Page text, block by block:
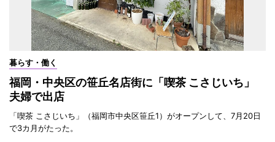
暮らす・働く
福岡・中央区の笹丘名店街に「喫茶 こさじいち」
夫婦で出店
「喫茶 こさじいち」（福岡市中央区笹丘1）がオープンして、7月20日
で3カ月がたった。